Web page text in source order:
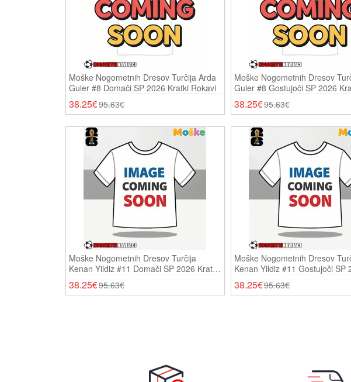
Moške Nogometnih Dresov Turčija Arda
Guler #8 Domači SP 2026 Kratki Rokavi
38.25€95.63€
Moške Nogometnih Dresov
Guler #8 Gostujoči SP 2026
Rokavi
38.25€95.63€
Moške Nogometnih Dresov Turčija
Kenan Yildiz #11 Domači SP 2026 Kratki
Rokavi
38.25€95.63€
Moške Nogometnih Dresov
Kenan Yildiz #11 Gostujoči SP
Kratki Rokavi
38.25€95.63€